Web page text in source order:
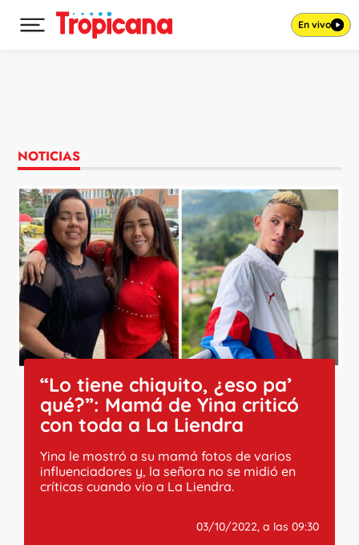
Desplegar menú principal En vivo
NOTICIAS
“Lo tiene chiquito, ¿eso pa’
qué?”: Mamá de Yina criticó
con toda a La Liendra
Yina le mostró a su mamá fotos de varios
influenciadores y, la señora no se midió en
críticas cuando vio a La Liendra.
03/10/2022, a las 09:30